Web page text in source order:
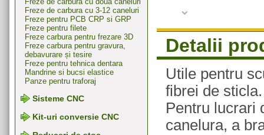
Freze de carbura cu 3-12 caneluri
Freze pentru PCB CRP si GRP
Freze pentru filete
Freze carbura pentru frezare 3D
Freze carbura pentru gravura,
debavurare și tesire
Freze pentru tehnica dentara
Mandrine si bucsi elastice
Panze pentru traforaj
Sisteme CNC
Kit-uri conversie CNC
Detalii
Utile pentru
fibrei de sticla.
Pentru lucrari
canelura, a